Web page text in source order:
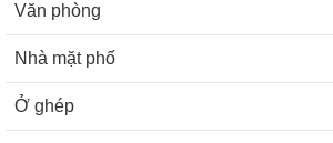
Văn phòng
Nhà mặt phố
Ở ghép